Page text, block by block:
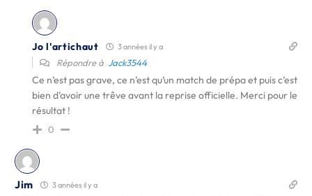
Jo l'artichaut 3 années il y a
Répondre à Jack3544
Ce n’est pas grave, ce n’est qu’un match de prépa et puis c’est
bien d’avoir une trêve avant la reprise officielle. Merci pour le
résultat !
0
Jim 3 années il y a